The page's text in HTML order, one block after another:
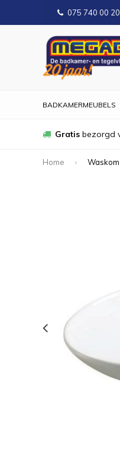
075 740 00 20
BADKAMERMEUBELS
Gratis bezorgd
Home